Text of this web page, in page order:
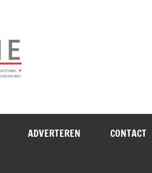
ADVERTEREN CONTACT